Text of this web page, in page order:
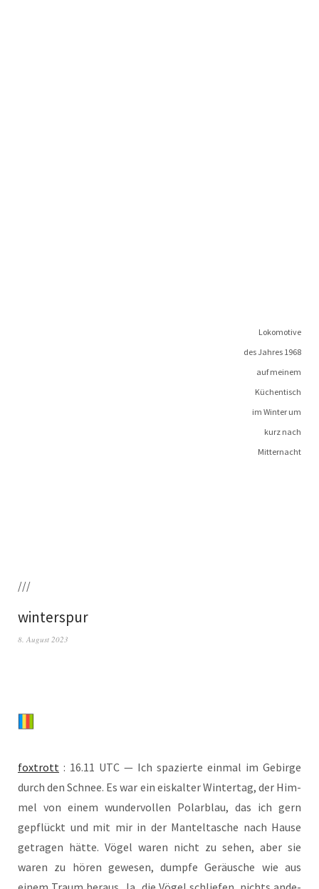
Loko­mo­ti­ve
des Jah­res 1968
auf meinem
Küchentisch
im Win­ter um
kurz nach
Mitternacht
///
winterspur
8. August 2023
fox­trott : 16.11 UTC — Ich spa­zier­te ein­mal im Gebir­ge
durch den Schnee. Es war ein eis­kal­ter Win­ter­tag, der Him­
mel von einem wun­der­vol­len Polar­blau, das ich gern
gepflückt und mit mir in der Man­tel­ta­sche nach Hau­se
getra­gen hät­te. Vögel waren nicht zu sehen, aber sie
waren zu hören gewe­sen, dump­fe Geräu­sche wie aus